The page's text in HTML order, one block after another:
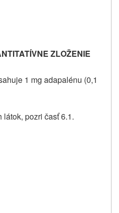
ZLOŽENIE
1 mg adapalénu (0,1
pozri časť 6.1.